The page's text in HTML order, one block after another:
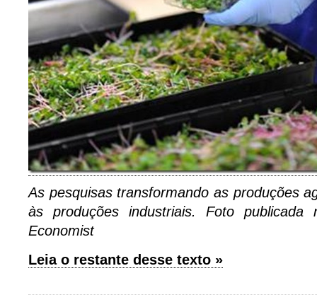
As pesquisas transformando as produções
às produções industriais. Foto
Economist
Leia o restante desse texto »